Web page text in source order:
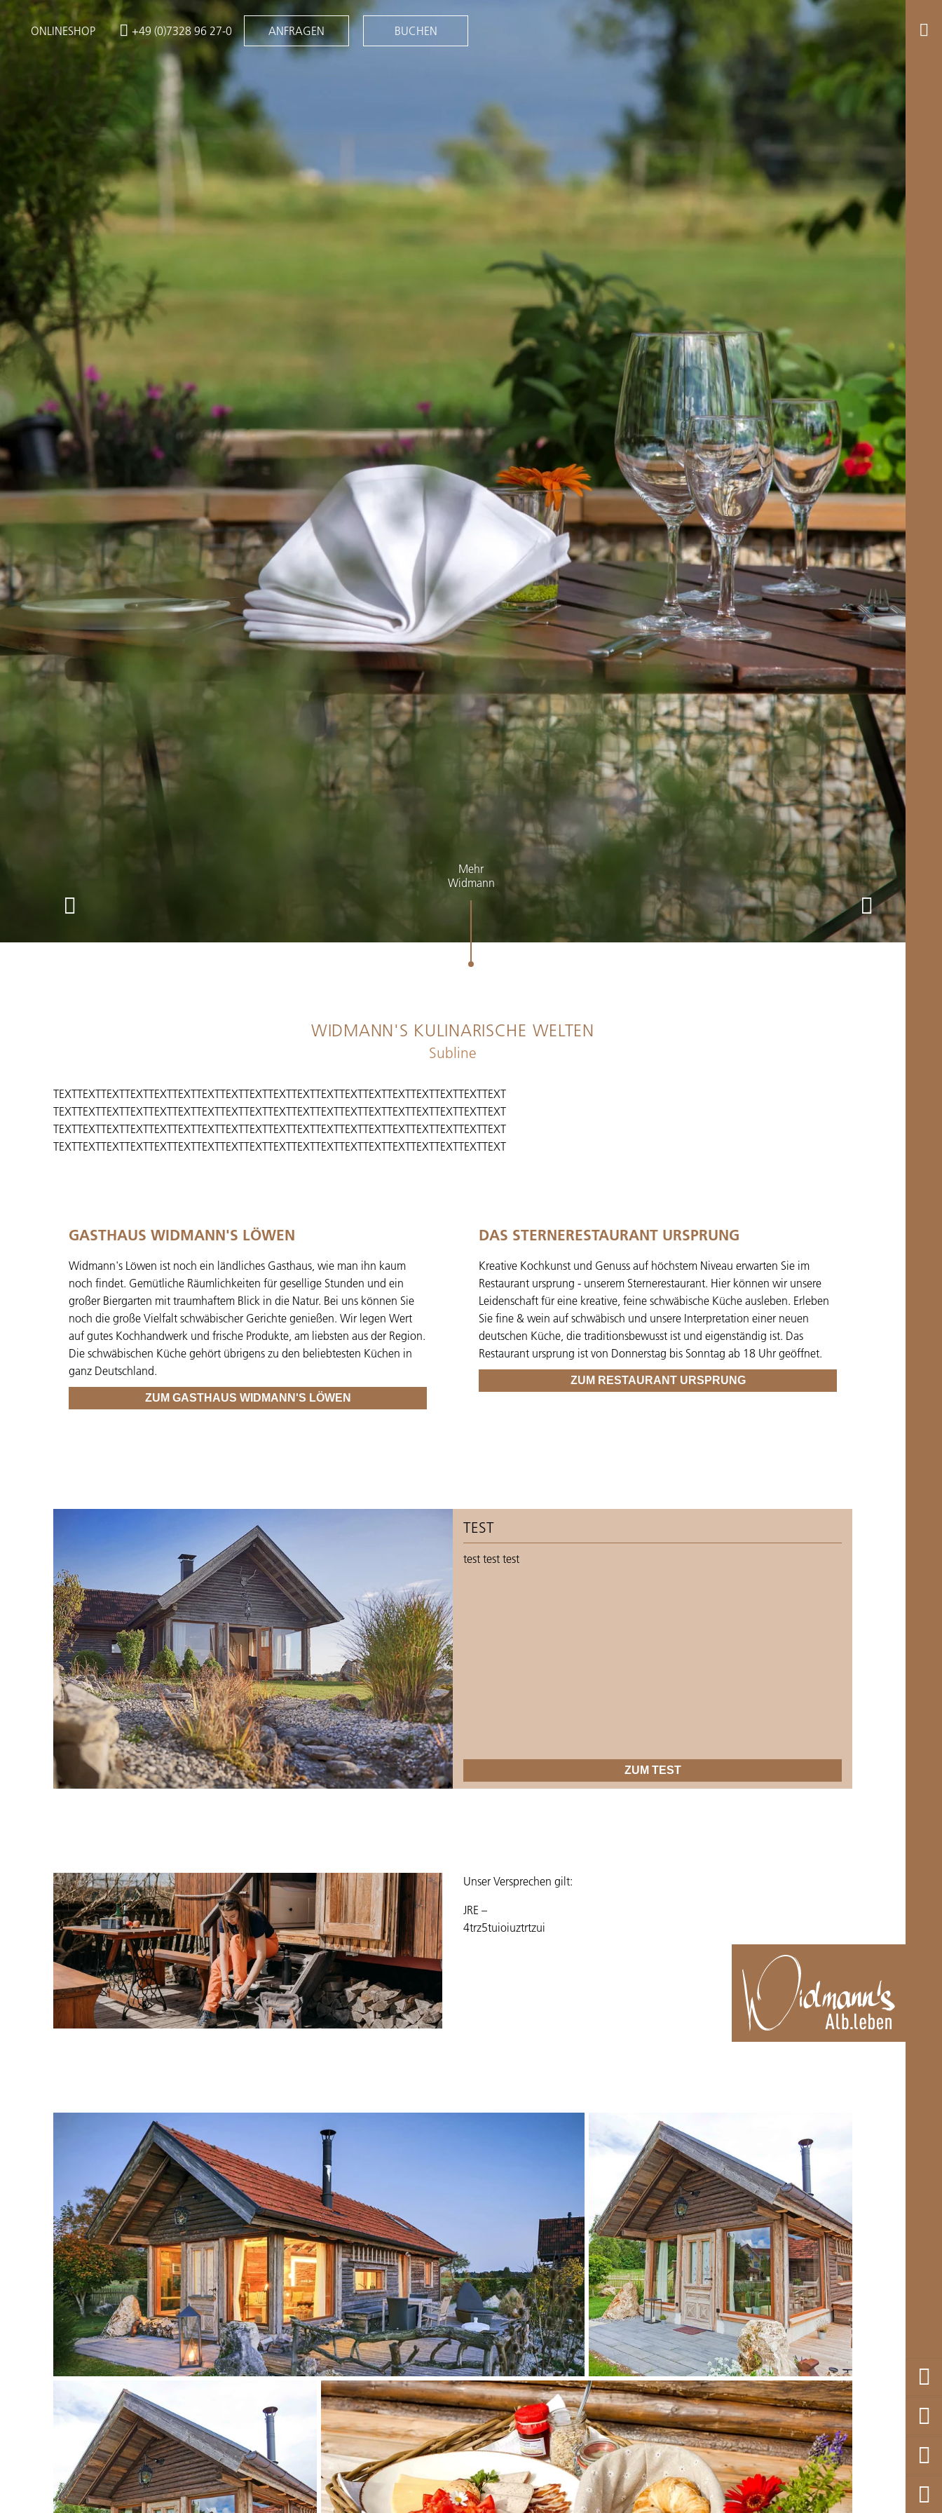
ONLINESHOP +49 (0)7328 96 27-0 ANFRAGEN BUCHEN
Mehr
Widmann
WIDMANN'S KULINARISCHE WELTEN
Subline
TEXTTEXTTEXTTEXTTEXTTEXTTEXTTEXTTEXTTEXTTEXTTEXTTEXTTEXTTEXTTEXTTEXTTEXTTEXT
TEXTTEXTTEXTTEXTTEXTTEXTTEXTTEXTTEXTTEXTTEXTTEXTTEXTTEXTTEXTTEXTTEXTTEXTTEXT
TEXTTEXTTEXTTEXTTEXTTEXTTEXTTEXTTEXTTEXTTEXTTEXTTEXTTEXTTEXTTEXTTEXTTEXTTEXT
TEXTTEXTTEXTTEXTTEXTTEXTTEXTTEXTTEXTTEXTTEXTTEXTTEXTTEXTTEXTTEXTTEXTTEXTTEXT
GASTHAUS WIDMANN'S LÖWEN
Widmann's Löwen ist noch ein ländliches Gasthaus, wie man ihn kaum
noch findet. Gemütliche Räumlichkeiten für gesellige Stunden und ein
großer Biergarten mit traumhaftem Blick in die Natur. Bei uns können Sie
noch die große Vielfalt schwäbischer Gerichte genießen. Wir legen Wert
auf gutes Kochhandwerk und frische Produkte, am liebsten aus der Region.
Die schwäbischen Küche gehört übrigens zu den beliebtesten Küchen in
ganz Deutschland.
ZUM GASTHAUS WIDMANN'S LÖWEN
DAS STERNERESTAURANT URSPRUNG
Kreative Kochkunst und Genuss auf höchstem Niveau erwarten Sie im
Restaurant ursprung - unserem Sternerestaurant. Hier können wir unsere
Leidenschaft für eine kreative, feine schwäbische Küche ausleben. Erleben
Sie fine & wein auf schwäbisch und unsere Interpretation einer neuen
deutschen Küche, die traditionsbewusst ist und eigenständig ist. Das
Restaurant ursprung ist von Donnerstag bis Sonntag ab 18 Uhr geöffnet.
ZUM RESTAURANT URSPRUNG
TEST
test test test
ZUM TEST
Unser Versprechen gilt:
JRE –
4trz5tuioiuztrtzui